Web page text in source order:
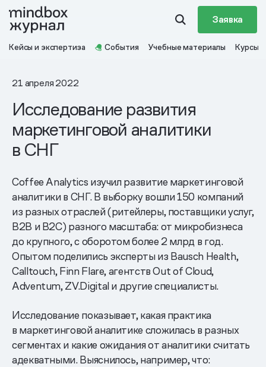
Заявка
Кейсы и экспертиза События Учебные материалы Курсы
21 апреля 2022
Исследование развития
маркетинговой аналитики
в СНГ
Coffee Analytics изучил развитие маркетинговой
аналитики в СНГ. В выборку вошли 150 компаний
из разных отраслей (ритейлеры, поставщики услуг,
B2B и B2C) разного масштаба: от микробизнеса
до крупного, с оборотом более 2 млрд в год.
Опытом поделились эксперты из Bausch Health,
Calltouch, Finn Flare, агентств Out of Cloud,
Adventum, ZV.Digital и другие специалисты.
Исследование показывает, какая практика
в маркетинговой аналитике сложилась в разных
сегментах и какие ожидания от аналитики считать
адекватными. Выяснилось, например, что: